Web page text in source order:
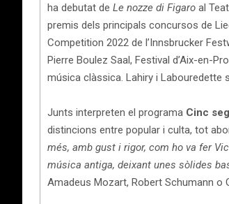
ha debutat de Le nozze di Figaro al
premis dels principals concursos de
Competition 2022 de l’Innsbrucker
Pierre Boulez Saal, Festival d’Aix-en-
música clàssica. Lahiry i Labouredette
Junts interpreten el programa Cinc
distincions entre popular i culta, tot
més, amb gust i rigor, com ho va fer
música antiga, deixant unes sòlides
Amadeus Mozart, Robert Schumann o